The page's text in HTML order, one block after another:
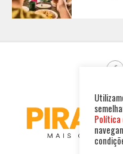
Política